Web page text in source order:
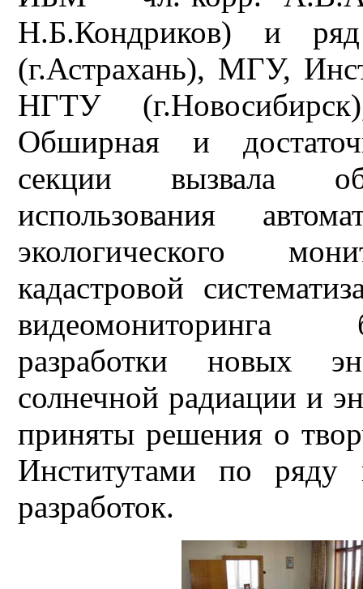
Н.Б.Кондриков) и
(г.Астрахань), МГУ,
НГТУ
Обширная и
секции вызвала
использования
экологического
кадастровой
видеомониторинга
разработки новых
солнечной радиации и
приняты решения о
Институтами по ряду
разработок.